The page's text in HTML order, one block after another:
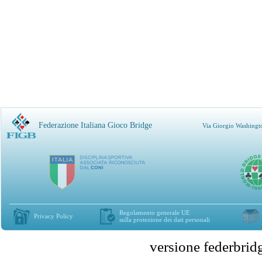
Federazione Italiana Gioco Bridge Via Giorgio
Privacy Policy
Regolamento generale UE
sulla protezione dei dati personali
versione